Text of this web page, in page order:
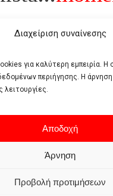
Διαχείριση συναίνεσης
για καλύτερη εμπειρία. Η
περιήγησης. Η άρνηση
λειτουργίες.
Αποδοχή
Άρνηση
Προβολή προτιμήσεων
το αντίθετο της ανέχειας,
of use Privacy policy